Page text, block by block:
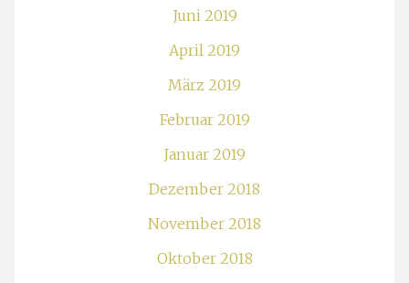
Juni 2019
April 2019
März 2019
Februar 2019
Januar 2019
Dezember 2018
November 2018
Oktober 2018